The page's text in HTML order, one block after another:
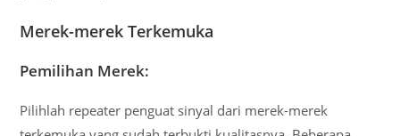
Merek-merek Terkemuka
Pemilihan Merek:
Pilihlah repeater penguat sinyal dari merek-merek